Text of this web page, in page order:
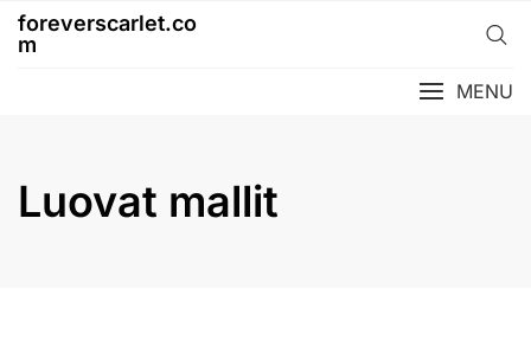
Skipforeverscarlet.co
m
MENU
Luovat mallit